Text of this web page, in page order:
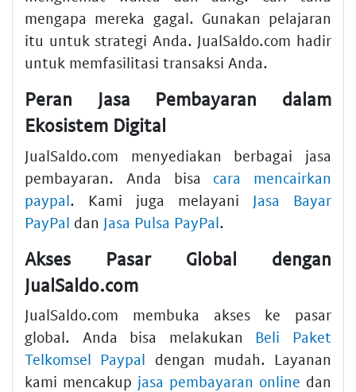
mengapa mereka gagal. Gunakan pelajaran
itu untuk strategi Anda. JualSaldo.com hadir
untuk memfasilitasi transaksi Anda.
Peran Jasa Pembayaran dalam
Ekosistem Digital
JualSaldo.com menyediakan berbagai jasa
pembayaran. Anda bisa cara mencairkan
paypal. Kami juga melayani Jasa Bayar
PayPal dan Jasa Pulsa PayPal.
Akses Pasar Global dengan
JualSaldo.com
JualSaldo.com membuka akses ke pasar
global. Anda bisa melakukan Beli Paket
Telkomsel Paypal dengan mudah. Layanan
kami mencakup jasa pembayaran online dan